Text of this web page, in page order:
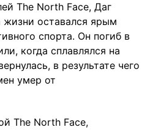
The North Face, Даг
оставался ярым
спорта. Он погиб в
когда сплавлялся на
в результате чего
умер от
The North Face,